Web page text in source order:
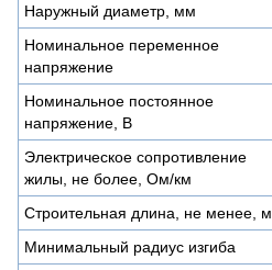
Наружный диаметр, мм
Номинальное переменное
напряжение
Номинальное постоянное
напряжение, В
Электрическое сопротивление
жилы, не более, Ом/км
Строительная длина, не менее, м
Минимальный радиус изгиба